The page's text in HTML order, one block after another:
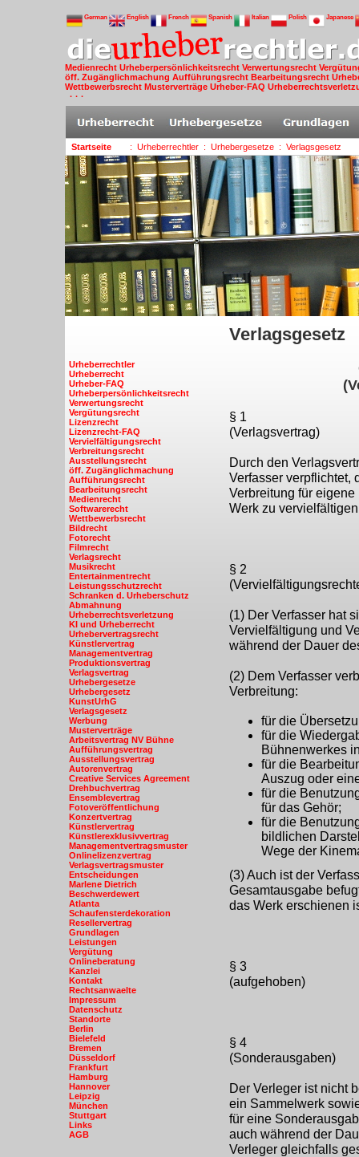
German English French Spanish Italian Polish Japanese
Medienrecht Urheberpersönlichkeitsrecht Verwertungsrecht
öff. Zugänglichmachung Aufführungsrecht Bearbeitungsrecht
Wettbewerbsrecht Musterverträge Urheber-FAQ
· · ·
Startseite : Urheberrechtler : Urhebergesetze : Verlagsgesetz
Urheberrechtler
Urheberrecht
Urheber-FAQ
Urheberpersönlichkeitsrecht
Verwertungsrecht
Vergütungsrecht
Lizenzrecht
Lizenzrecht-FAQ
Vervielfältigungsrecht
Verbreitungsrecht
Ausstellungsrecht
öff. Zugänglichmachung
Aufführungsrecht
Bearbeitungsrecht
Medienrecht
Softwarerecht
Wettbewerbsrecht
Bildrecht
Fotorecht
Filmrecht
Verlagsrecht
Musikrecht
Entertainmentrecht
Leistungsschutzrecht
Schranken d. Urheberschutz
Abmahnung
Urheberrechtsverletzung
KI und Urheberrecht
Urhebervertragsrecht
Künstlervertrag
Managementvertrag
Produktionsvertrag
Verlagsvertrag
Urhebergesetze
Urhebergesetz
KunstUrhG
Verlagsgesetz
Werbung
Musterverträge
Arbeitsvertrag NV Bühne
Aufführungsvertrag
Ausstellungsvertrag
Autorenvertrag
Creative Services Agreement
Drehbuchvertrag
Ensemblevertrag
Fotoveröffentlichung
Konzertvertrag
Künstlervertrag
Künstlerexklusivvertrag
Managementvertragsmuster
Onlinelizenzvertrag
Verlagsvertragsmuster
Entscheidungen
Marlene Dietrich
Beschwerdewert
Atlanta
Schaufensterdekoration
Resellervertrag
Grundlagen
Leistungen
Vergütung
Onlineberatung
Kanzlei
Kontakt
Rechtsanwaelte
Impressum
Datenschutz
Standorte
Berlin
Bielefeld
Bremen
Düsseldorf
Frankfurt
Hamburg
Hannover
Leipzig
München
Stuttgart
Links
AGB
Verlagsgesetz
§ 1
(Verlagsvertrag)
Durch den
Verfasser verpflichtet,
Verbreitung für
Werk zu
§ 2
(1) Der Verfasser hat
Vervielfältigung und
während der Dauer
(2) Dem Verfasser
Verbreitung:
für die
für die
Bühnenwerkes
für die
Auszug oder
für die
für das Gehör;
für die
bildlichen
Wege der
(3) Auch ist der
Gesamtausgabe
das Werk erschienen
§ 3
(aufgehoben)
§ 4
(Sonderausgaben)
Der Verleger ist nicht
ein Sammelwerk
für eine
auch während der
Verleger gleichfalls